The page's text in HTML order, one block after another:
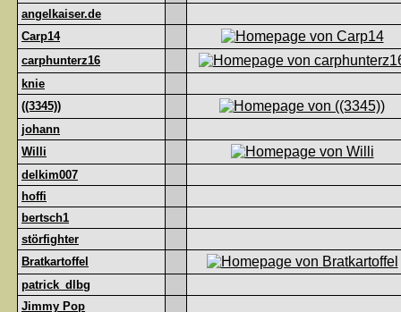
angelkaiser.de
Carp14
carphunterz16
knie
((3345))
johann
Willi
delkim007
hoffi
bertsch1
störfighter
Bratkartoffel
patrick_dlbg
Jimmy Pop